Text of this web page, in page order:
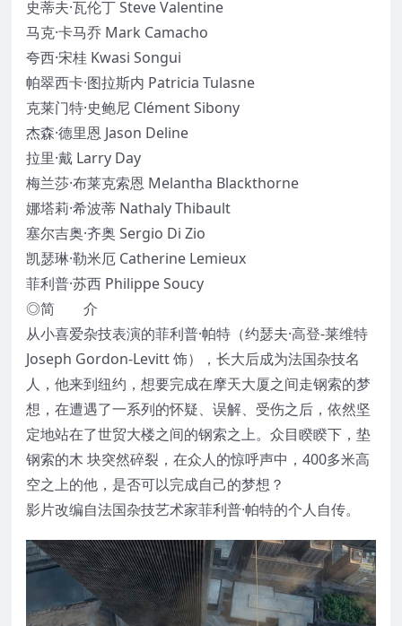
史蒂夫·瓦伦丁 Steve Valentine
马克·卡马乔 Mark Camacho
夸西·宋桂 Kwasi Songui
帕翠西卡·图拉斯内 Patricia Tulasne
克莱门特·史鲍尼 Clément Sibony
杰森·德里恩 Jason Deline
拉里·戴 Larry Day
梅兰莎·布莱克索恩 Melantha Blackthorne
娜塔莉·希波蒂 Nathaly Thibault
塞尔吉奥·齐奥 Sergio Di Zio
凯瑟琳·勒米厄 Catherine Lemieux
菲利普·苏西 Philippe Soucy
◎简 介
从小喜爱杂技表演的菲利普·帕特（约瑟夫·高登-莱维特
Joseph Gordon-Levitt 饰），长大后成为法国杂技名
人，他来到纽约，想要完成在摩天大厦之间走钢索的梦
想，在遭遇了一系列的怀疑、误解、受伤之后，依然坚
定地站在了世贸大楼之间的钢索之上。众目睽睽下，垫
钢索的木 块突然碎裂，在众人的惊呼声中，400多米高
空之上的他，是否可以完成自己的梦想？
影片改编自法国杂技艺术家菲利普·帕特的个人自传。